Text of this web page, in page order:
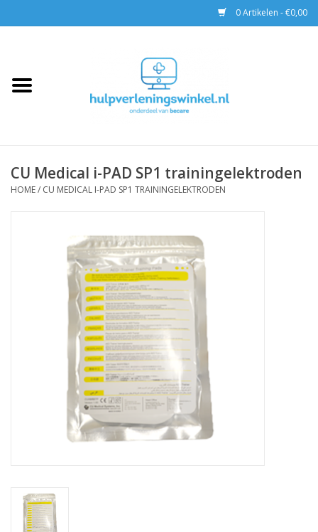
0 Artikelen - €0,00
EHBO
CU Medical i-PAD SP1 trainingelektroden
HOME/ CU MEDICAL I-PAD SP1 TRAININGELEKTRODEN